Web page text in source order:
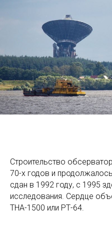
Строительство
70-х годов и
сдан в 1992 году, с 1995
исследования. Сердце
ТНА-1500 или РТ-64.